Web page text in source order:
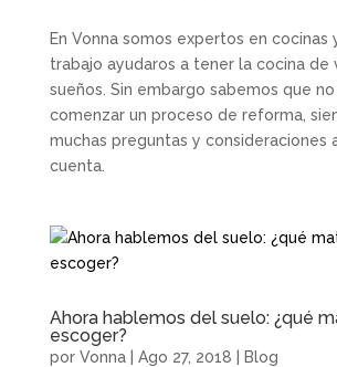
En Vonna somos expertos en cocinas
trabajo ayudaros a tener la cocina de
sueños. Sin embargo sabemos que
comenzar un proceso de reforma,
muchas preguntas y consideraciones
cuenta.
Ahora hablemos del suelo: ¿qué
escoger?
por Vonna| Ago 27, 2018 Blog